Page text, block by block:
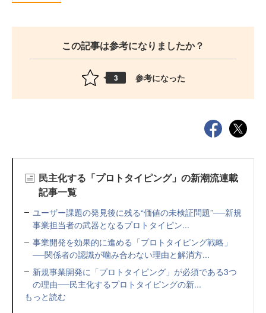
この記事は参考になりましたか？
3 参考になった
民主化する「プロトタイピング」の新潮流連載
記事一覧
ユーザー課題の発見後に残る“価値の未検証問題”──新規
事業担当者の武器となるプロトタイピン...
事業開発を効果的に進める「プロトタイピング戦略」
──関係者の認識が噛み合わない理由と解消方...
新規事業開発に「プロトタイピング」が必須である3つ
の理由──民主化するプロトタイピングの新...
もっと読む